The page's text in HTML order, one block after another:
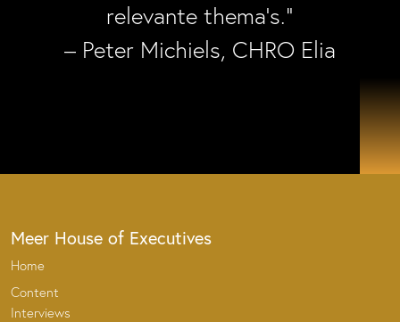
relevante thema’s.”
– Peter Michiels, CHRO Elia
Meer House of Executives
Home
Content
Interviews